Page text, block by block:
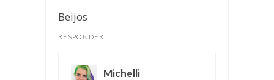
Beijos
RESPONDER
Michelli